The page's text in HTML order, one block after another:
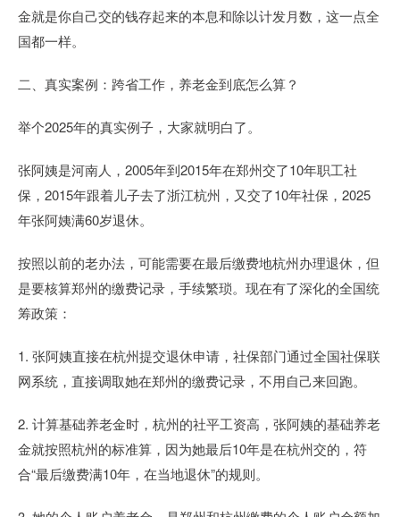
金就是你自己交的钱存起来的本息和除以计发月数，这一点全
国都一样。
二、真实案例：跨省工作，养老金到底怎么算？
举个2025年的真实例子，大家就明白了。
张阿姨是河南人，2005年到2015年在郑州交了10年职工社
保，2015年跟着儿子去了浙江杭州，又交了10年社保，2025
年张阿姨满60岁退休。
按照以前的老办法，可能需要在最后缴费地杭州办理退休，但
是要核算郑州的缴费记录，手续繁琐。现在有了深化的全国统
筹政策：
1. 张阿姨直接在杭州提交退休申请，社保部门通过全国社保联
网系统，直接调取她在郑州的缴费记录，不用自己来回跑。
2. 计算基础养老金时，杭州的社平工资高，张阿姨的基础养老
金就按照杭州的标准算，因为她最后10年是在杭州交的，符
合“最后缴费满10年，在当地退休”的规则。